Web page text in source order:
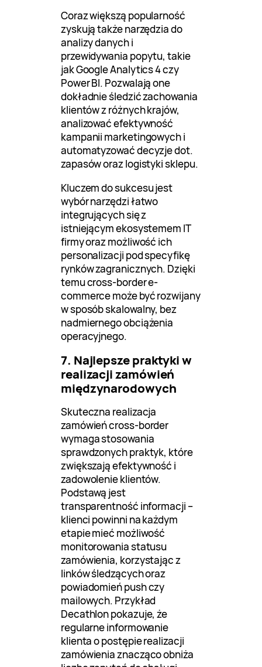
Coraz większą popularność
zyskują także narzędzia do
analizy danych i
przewidywania popytu, takie
jak Google Analytics 4 czy
Power BI. Pozwalają one
dokładnie śledzić zachowania
klientów z różnych krajów,
analizować efektywność
kampanii marketingowych i
automatyzować decyzje dot.
zapasów oraz logistyki sklepu.
Kluczem do sukcesu jest
wybór narzędzi łatwo
integrujących się z
istniejącym ekosystemem IT
firmy oraz możliwość ich
personalizacji pod specyfikę
rynków zagranicznych. Dzięki
temu cross-border e-
commerce może być rozwijany
w sposób skalowalny, bez
nadmiernego obciążenia
operacyjnego.
7. Najlepsze praktyki w
realizacji zamówień
międzynarodowych
Skuteczna realizacja
zamówień cross-border
wymaga stosowania
sprawdzonych praktyk, które
zwiększają efektywność i
zadowolenie klientów.
Podstawą jest
transparentność informacji –
klienci powinni na każdym
etapie mieć możliwość
monitorowania statusu
zamówienia, korzystając z
linków śledzących oraz
powiadomień push czy
mailowych. Przykład
Decathlon pokazuje, że
regularne informowanie
klienta o postępie realizacji
zamówienia znacząco obniża